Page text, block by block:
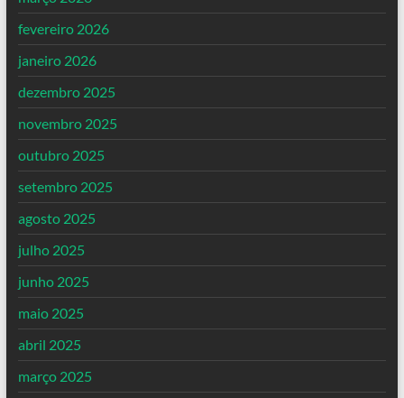
fevereiro 2026
janeiro 2026
dezembro 2025
novembro 2025
outubro 2025
setembro 2025
agosto 2025
julho 2025
junho 2025
maio 2025
abril 2025
março 2025